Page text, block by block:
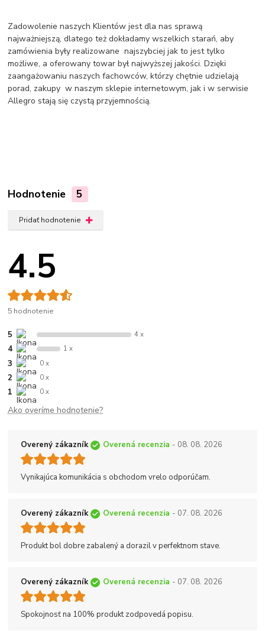
Zadowolenie naszych Klientów jest dla nas sprawą
najważniejszą, dlatego też dokładamy wszelkich starań, aby
zamówienia były realizowane najszybciej jak to jest tylko
możliwe, a oferowany towar był najwyższej jakości. Dzięki
zaangażowaniu naszych fachowców, którzy chętnie udzielają
porad, zakupy w naszym sklepie internetowym, jak i w serwisie
Allegro stają się czystą przyjemnością.
Hodnotenie 5
Pridať hodnotenie
4.5
5 hodnotenie
5 4 x
4 1 x
3 0 x
2 0 x
1 0 x
Ako overíme hodnotenie?
Overený zákazník Overená recenzia - 08. 08. 2026
Vynikajúca komunikácia s obchodom vrelo odporúčam.
Overený zákazník Overená recenzia - 07. 08. 2026
Produkt bol dobre zabalený a dorazil v perfektnom stave.
Overený zákazník Overená recenzia - 07. 08. 2026
Spokojnosť na 100% produkt zodpovedá popisu.